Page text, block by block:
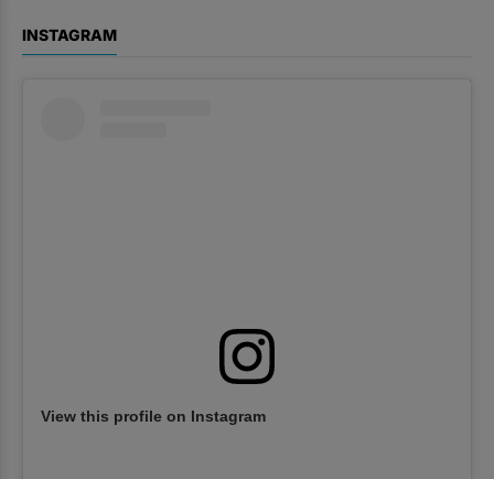
INSTAGRAM
View this profile on Instagram